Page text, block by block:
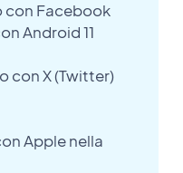
con Facebook
Android 11
con X (Twitter)
Apple nella